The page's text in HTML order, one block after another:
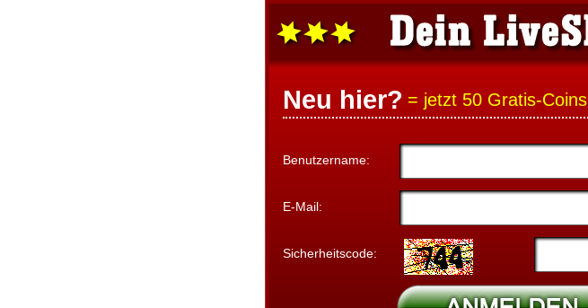
Neu hier? = jetzt 50 Gratis-Coins
Benutzername:
E-Mail:
Sicherheitscode: